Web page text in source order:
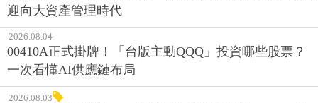
迎向大資產管理時代
2026.08.04
00410A正式掛牌！「台版主動QQQ」投資哪些股票？
一次看懂AI供應鏈布局
2026.08.03